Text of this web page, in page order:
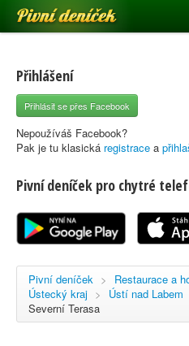
Pivní deníček
Pivní mapa
Pivní značky
Nápověda
Registrace
Přihlášení
Přihlásit se přes Facebook
Nepoužíváš Facebook?
Pak je tu klasická registrace a
Pivní deníček pro chytré
Pivní deníček > Restaurace a
Ústecký kraj > Ústí nad Labem
Severní Terasa